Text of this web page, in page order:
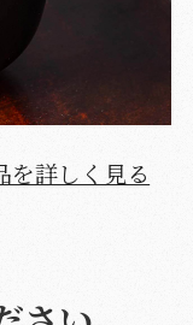
を詳しく見る